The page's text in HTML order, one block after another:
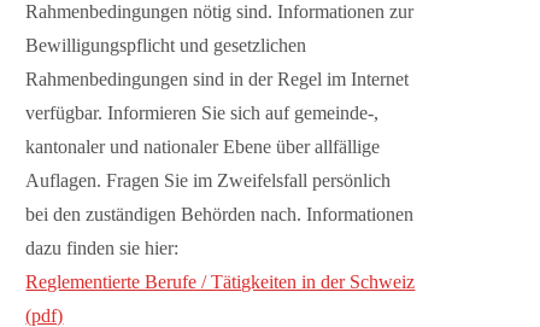
Rahmenbedingungen nötig sind. Informationen zur
Bewilligungspflicht und gesetzlichen
Rahmenbedingungen sind in der Regel im Internet
verfügbar. Informieren Sie sich auf gemeinde-,
kantonaler und nationaler Ebene über allfällige
Auflagen. Fragen Sie im Zweifelsfall persönlich
bei den zuständigen Behörden nach. Informationen
dazu finden sie hier:
Reglementierte Berufe / Tätigkeiten in der Schweiz
(pdf)